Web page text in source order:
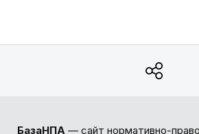
БазаНПА — сайт нормативно-